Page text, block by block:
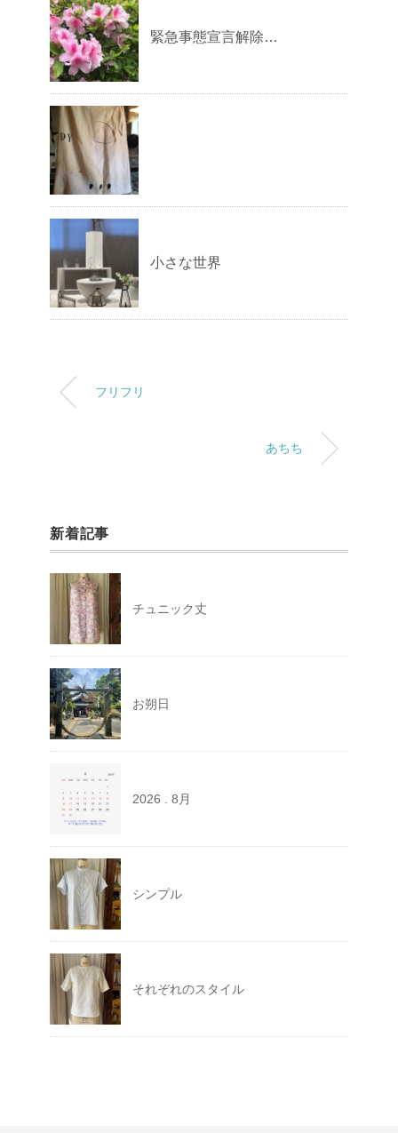
緊急事態宣言解除…
小さな世界
フリフリ
あちち
新着記事
チュニック丈
お朔日
2026 . 8月
シンプル
それぞれのスタイル